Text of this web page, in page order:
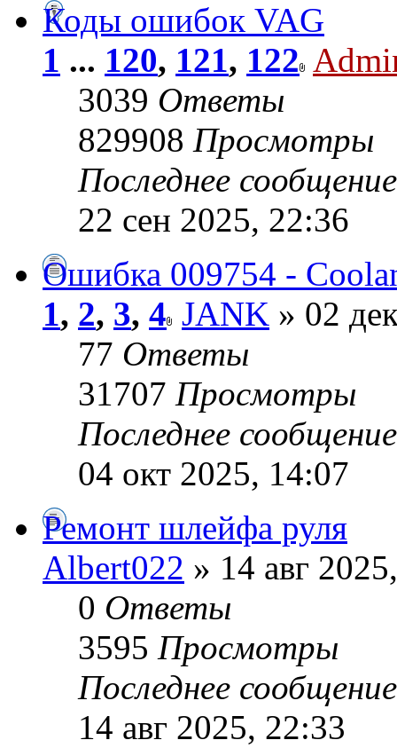
Коды ошибок VAG
1 ... 120, 121, 122
3039 Ответы
829908 Просмотры
Последнее
22 сен 2025, 22:36
Ошибка 009754 -
1, 2, 3, 4 JANK » 02
77 Ответы
31707 Просмотры
Последнее
04 окт 2025, 14:07
Ремонт шлейфа руля
Albert022 » 14 авг
0 Ответы
3595 Просмотры
Последнее
14 авг 2025, 22:33